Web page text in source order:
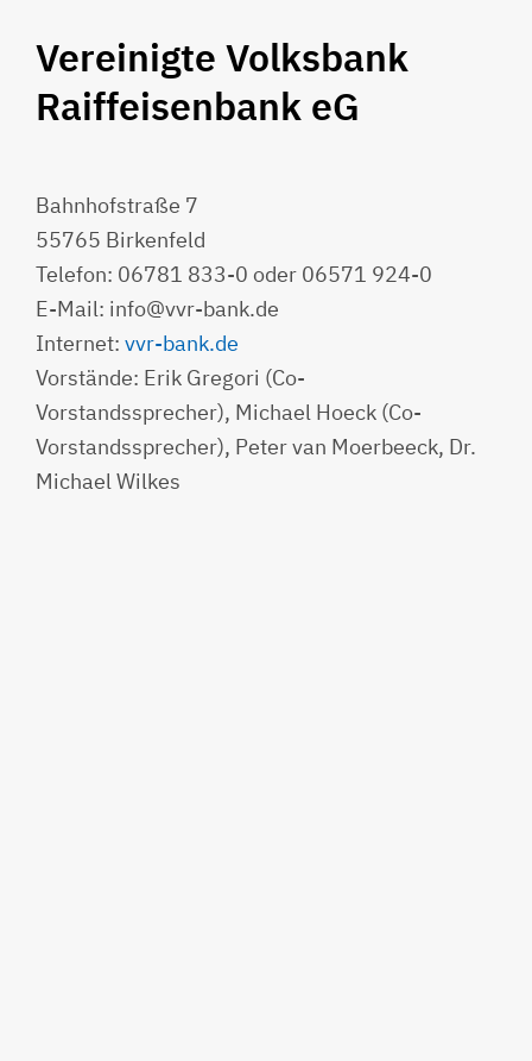
Vereinigte Volksbank
Raiffeisenbank eG
Bahnhofstraße 7
55765 Birkenfeld
Telefon: 06781 833-0 oder 06571 924-0
E-Mail: info@vvr-bank.de
Internet: vvr-bank.de
Vorstände: Erik Gregori (Co-
Vorstandssprecher), Michael Hoeck (Co-
Vorstandssprecher), Peter van Moerbeeck, Dr.
Michael Wilkes